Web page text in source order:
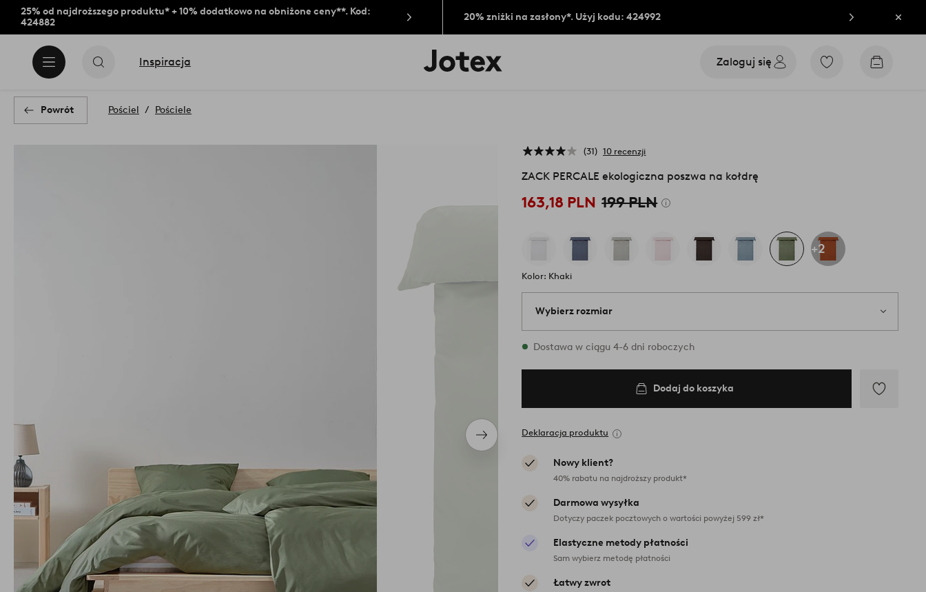
25% od najdroższego produktu* + 10% dodatkowo na obniżone ceny**. Kod:
424882
20% zniżki na zasłony*. Użyj kodu: 424992
Inspiracja
Logo
Jotex
Zaloguj się
Przejdź
Przejdź
Powrót Pościel Pościele
Następny
produkt
31 10 recenzji
ZACK PERCALE ekologiczna poszwa na kołdrę
163,18 PLN 199 PLN
+2
Kolor: Khaki
Wybierz rozmiar
{variants} rozmiary są dostępne w magazynie
Dostawa w ciągu 4-6 dni roboczych
Dodaj do koszyka
Deklaracja produktu
Nowy klient?
40% rabatu na najdroższy produkt*
Darmowa wysyłka
Dotyczy paczek pocztowych o wartości powyżej 599 zł*
Elastyczne metody płatności
Sam wybierz metodę płatności
Łatwy zwrot